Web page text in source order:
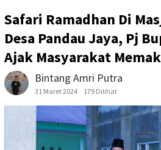
Safari Ramadhan Di
Desa Pandau Jaya, Pj
Ajak Masyarakat
Bintang Amri Putra
31 Maret 2024 179 Dilihat